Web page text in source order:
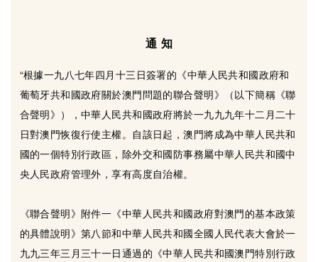
通 知
“根據一九八七年四月十三日簽署的《中華人民共和國政府和
葡萄牙共和國政府關於澳門問題的聯合聲明》（以下簡稱《聯
合聲明》），中華人民共和國政府將於一九九九年十二月二十
日對澳門恢復行使主權。自該日起，澳門將成為中華人民共和
國的一個特別行政區，除外交和國防事務屬中華人民共和國中
央人民政府管理外，享有高度自治權。
《聯合聲明》附件一《中華人民共和國政府對澳門的基本政策
的具體說明》第八節和中華人民共和國全國人民代表大會於一
九九三年三月三十一日通過的《中華人民共和國澳門特別行政